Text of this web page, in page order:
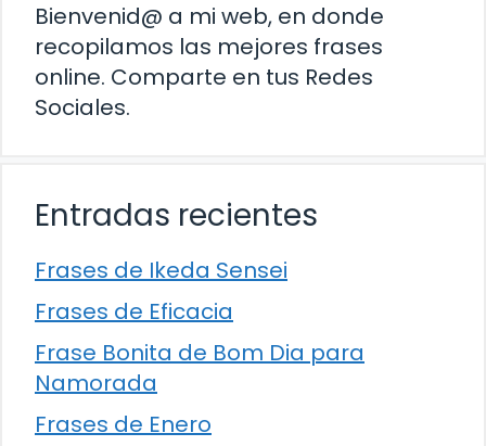
Bienvenid@ a mi web, en donde
recopilamos las mejores frases
online. Comparte en tus Redes
Sociales.
Entradas recientes
Frases de Ikeda Sensei
Frases de Eficacia
Frase Bonita de Bom Dia para
Namorada
Frases de Enero